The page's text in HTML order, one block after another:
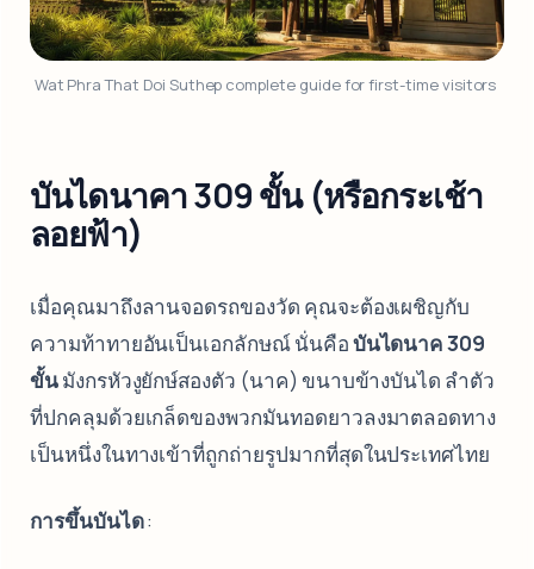
Wat Phra That Doi Suthep complete guide for first-time visitors
บันไดนาคา 309 ขั้น (หรือกระเช้า
ลอยฟ้า)
เมื่อคุณมาถึงลานจอดรถของวัด คุณจะต้องเผชิญกับ
ความท้าทายอันเป็นเอกลักษณ์ นั่นคือบันไดนาค 309
ขั้นมังกรหัวงูยักษ์สองตัว (นาค) ขนาบข้างบันได ลำตัว
ที่ปกคลุมด้วยเกล็ดของพวกมันทอดยาวลงมาตลอดทาง
เป็นหนึ่งในทางเข้าที่ถูกถ่ายรูปมากที่สุดในประเทศไทย
การขึ้นบันได: